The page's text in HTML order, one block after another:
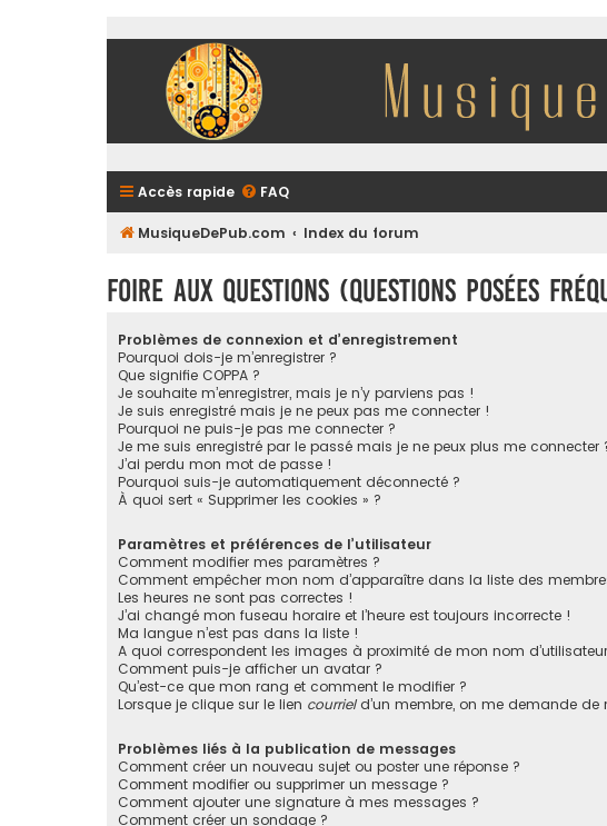
Accès rapide FAQ
MusiqueDePub.com Index du forum
Foire aux questions (Questions posées
Problèmes de connexion et d’enregistrement
Pourquoi dois-je m’enregistrer ?
Que signifie COPPA ?
Je souhaite m’enregistrer, mais je n’y parviens pas !
Je suis enregistré mais je ne peux pas me connecter !
Pourquoi ne puis-je pas me connecter ?
Je me suis enregistré par le passé mais je ne peux plus me connecter
J’ai perdu mon mot de passe !
Pourquoi suis-je automatiquement déconnecté ?
À quoi sert « Supprimer les cookies » ?
Paramètres et préférences de l’utilisateur
Comment modifier mes paramètres ?
Comment empêcher mon nom d’apparaître dans la liste des
Les heures ne sont pas correctes !
J’ai changé mon fuseau horaire et l’heure est toujours incorrecte !
Ma langue n’est pas dans la liste !
A quoi correspondent les images à proximité de mon nom
Comment puis-je afficher un avatar ?
Qu’est-ce que mon rang et comment le modifier ?
Lorsque je clique sur le lien courrield’un membre, on me demande de
Problèmes liés à la publication de messages
Comment créer un nouveau sujet ou poster une réponse ?
Comment modifier ou supprimer un message ?
Comment ajouter une signature à mes messages ?
Comment créer un sondage ?